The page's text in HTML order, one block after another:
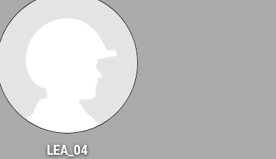
LEA_04